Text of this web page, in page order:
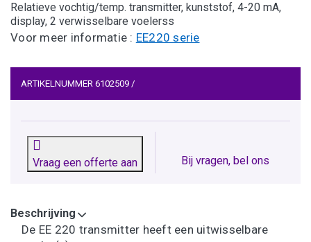
Relatieve vochtig/temp. transmitter, kunststof, 4-20 mA,
display, 2 verwisselbare voelerss
Voor meer informatie : EE220 serie
ARTIKELNUMMER 6102509 /
Vraag een offerte aan Bij vragen, bel ons
Beschrijving
De EE 220 transmitter heeft een uitwisselbare